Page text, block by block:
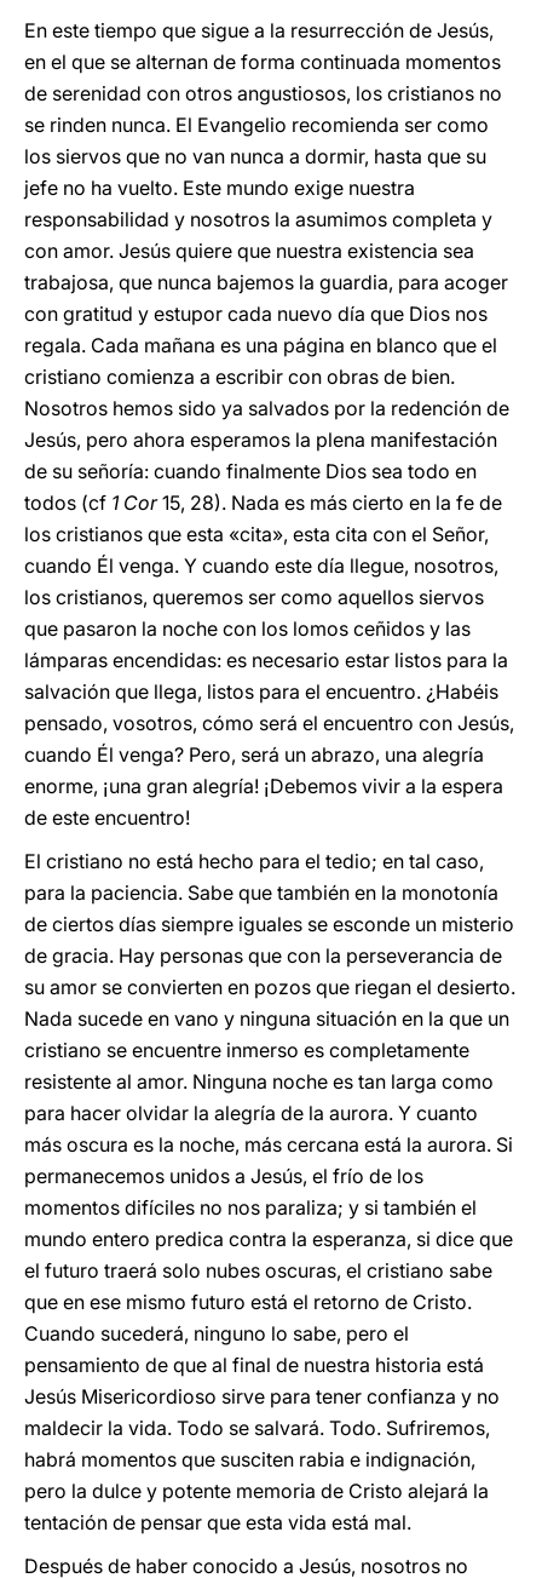
En este tiempo que sigue a la resurrección de Jesús,
en el que se alternan de forma continuada momentos
de serenidad con otros angustiosos, los cristianos no
se rinden nunca. El Evangelio recomienda ser como
los siervos que no van nunca a dormir, hasta que su
jefe no ha vuelto. Este mundo exige nuestra
responsabilidad y nosotros la asumimos completa y
con amor. Jesús quiere que nuestra existencia sea
trabajosa, que nunca bajemos la guardia, para acoger
con gratitud y estupor cada nuevo día que Dios nos
regala. Cada mañana es una página en blanco que el
cristiano comienza a escribir con obras de bien.
Nosotros hemos sido ya salvados por la redención de
Jesús, pero ahora esperamos la plena manifestación
de su señoría: cuando finalmente Dios sea todo en
todos (cf 1 Cor15, 28). Nada es más cierto en la fe de
los cristianos que esta «cita», esta cita con el Señor,
cuando Él venga. Y cuando este día llegue, nosotros,
los cristianos, queremos ser como aquellos siervos
que pasaron la noche con los lomos ceñidos y las
lámparas encendidas: es necesario estar listos para la
salvación que llega, listos para el encuentro. ¿Habéis
pensado, vosotros, cómo será el encuentro con Jesús,
cuando Él venga? Pero, será un abrazo, una alegría
enorme, ¡una gran alegría! ¡Debemos vivir a la espera
de este encuentro!
El cristiano no está hecho para el tedio; en tal caso,
para la paciencia. Sabe que también en la monotonía
de ciertos días siempre iguales se esconde un misterio
de gracia. Hay personas que con la perseverancia de
su amor se convierten en pozos que riegan el desierto.
Nada sucede en vano y ninguna situación en la que un
cristiano se encuentre inmerso es completamente
resistente al amor. Ninguna noche es tan larga como
para hacer olvidar la alegría de la aurora. Y cuanto
más oscura es la noche, más cercana está la aurora. Si
permanecemos unidos a Jesús, el frío de los
momentos difíciles no nos paraliza; y si también el
mundo entero predica contra la esperanza, si dice que
el futuro traerá solo nubes oscuras, el cristiano sabe
que en ese mismo futuro está el retorno de Cristo.
Cuando sucederá, ninguno lo sabe, pero el
pensamiento de que al final de nuestra historia está
Jesús Misericordioso sirve para tener confianza y no
maldecir la vida. Todo se salvará. Todo. Sufriremos,
habrá momentos que susciten rabia e indignación,
pero la dulce y potente memoria de Cristo alejará la
tentación de pensar que esta vida está mal.
Después de haber conocido a Jesús, nosotros no